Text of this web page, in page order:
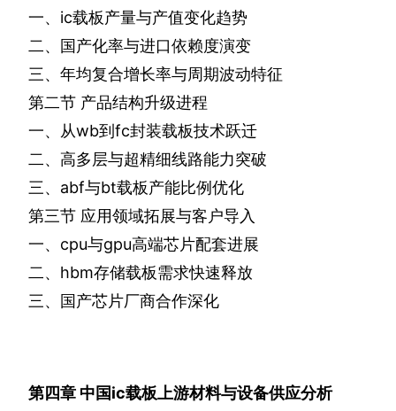
一、 ic载板产量与产值变化趋势
二、国产化率与进口依赖度演变
三、年均复合增长率与周期波动特征
第二节 产品结构升级进程
一、从wb到 fc封装载板技术跃迁
二、高多层与超精细线路能力突破
三、 abf与bt载板产能比例优化
第三节 应用领域拓展与客户导入
一、 cpu与gpu高端芯片配套进展
二、 hbm存储载板需求快速释放
三、国产芯片厂商合作深化
第四章 中国ic载板上游材料与设备供应分析